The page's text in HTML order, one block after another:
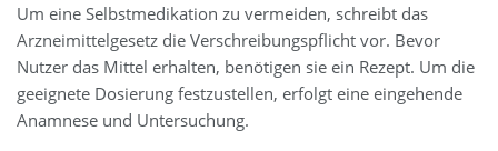
Um eine Selbstmedikation zu vermeiden, schreibt das
Arzneimittelgesetz die Verschreibungspflicht vor. Bevor
Nutzer das Mittel erhalten, benötigen sie ein Rezept. Um die
geeignete Dosierung festzustellen, erfolgt eine eingehende
Anamnese und Untersuchung.